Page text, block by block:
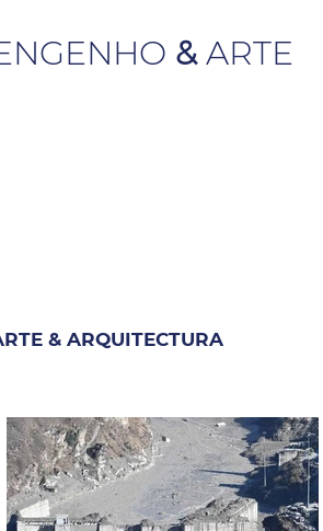
&ARTE
& ARQUITECTURA
& NEGÓCIO
SMART CITIES & MOBILIDADE